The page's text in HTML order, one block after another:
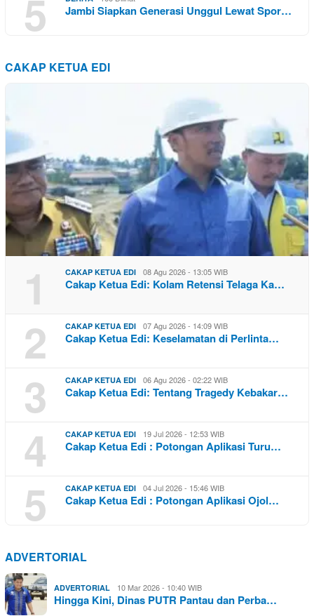
5 Jambi Siapkan Generasi Unggul Lewat Spor…
CAKAP KETUA EDI
1 CAKAP KETUA EDI 08 Agu 2026 - 13:05 WIB
Cakap Ketua Edi: Kolam Retensi Telaga Ka…
2 CAKAP KETUA EDI 07 Agu 2026 - 14:09 WIB
Cakap Ketua Edi: Keselamatan di Perlinta…
3 CAKAP KETUA EDI 06 Agu 2026 - 02:22 WIB
Cakap Ketua Edi: Tentang Tragedy Kebakar…
4 CAKAP KETUA EDI 19 Jul 2026 - 12:53 WIB
Cakap Ketua Edi : Potongan Aplikasi Turu…
5 CAKAP KETUA EDI 04 Jul 2026 - 15:46 WIB
Cakap Ketua Edi : Potongan Aplikasi Ojol…
ADVERTORIAL
ADVERTORIAL 10 Mar 2026 - 10:40 WIB
Hingga Kini, Dinas PUTR Pantau dan Perba…